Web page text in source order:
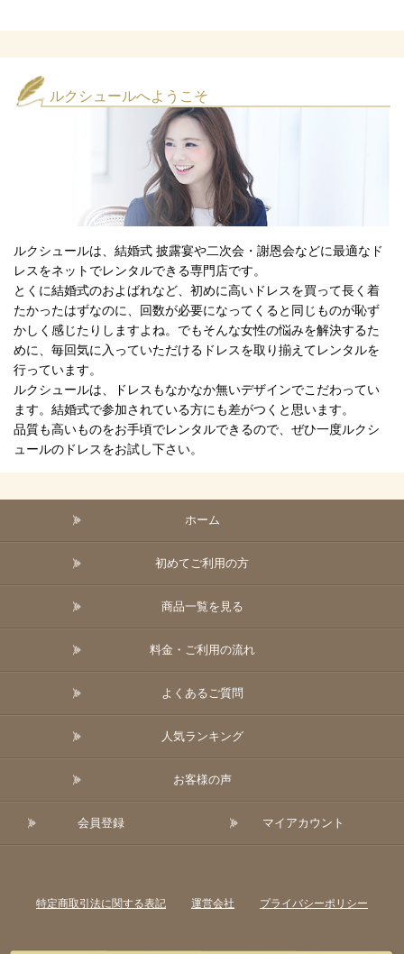
ルクシュールへようこそ
ルクシュールは、結婚式 披露宴や二次会・謝恩会などに最適なド
レスをネットでレンタルできる専門店です。
とくに結婚式のおよばれなど、初めに高いドレスを買って長く着
たかったはずなのに、回数が必要になってくると同じものが恥ず
かしく感じたりしますよね。でもそんな女性の悩みを解決するた
めに、毎回気に入っていただけるドレスを取り揃えてレンタルを
行っています。
ルクシュールは、ドレスもなかなか無いデザインでこだわってい
ます。結婚式で参加されている方にも差がつくと思います。
品質も高いものをお手頃でレンタルできるので、ぜひ一度ルクシ
ュールのドレスをお試し下さい。
ホーム
初めてご利用の方
商品一覧を見る
料金・ご利用の流れ
よくあるご質問
人気ランキング
お客様の声
会員登録 マイアカウント
特定商取引法に関する表記 運営会社 プライバシーポリシー